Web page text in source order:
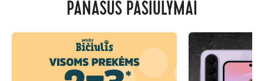
PANAŠŪS PASIŪLYMAI